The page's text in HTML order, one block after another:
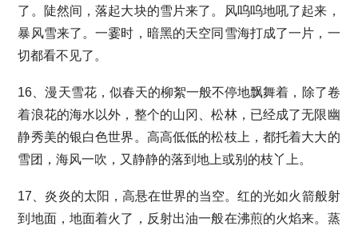
了。陡然间，落起大块的雪片来了。风呜呜地吼了起来，
暴风雪来了。一霎时，暗黑的天空同雪海打成了一片，一
切都看不见了。
16、漫天雪花，似春天的柳絮一般不停地飘舞着，除了卷
着浪花的海水以外，整个的山冈、松林，已经成了无限幽
静秀美的银白色世界。高高低低的松枝上，都托着大大的
雪团，海风一吹，又静静的落到地上或别的枝丫上。
17、炎炎的太阳，高悬在世界的当空。红的光如火箭般射
到地面，地面着火了，反射出油一般在沸煎的火焰来。蒸